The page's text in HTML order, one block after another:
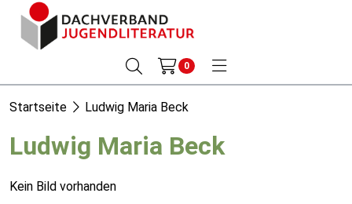
0
Startseite Ludwig Maria Beck
Ludwig Maria Beck
Kein Bild vorhanden